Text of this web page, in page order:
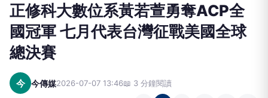
正修科大數位系黃若萱勇奪ACP全
國冠軍 七月代表台灣征戰美國全球
總決賽
今 今傳媒2026-07-07 13:46📖 3 分鐘閱讀